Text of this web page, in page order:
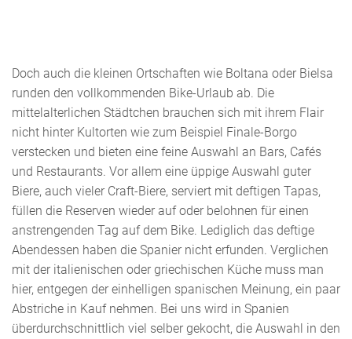
Doch auch die kleinen Ortschaften wie Boltana oder Bielsa
runden den vollkommenden Bike-Urlaub ab. Die
mittelalterlichen Städtchen brauchen sich mit ihrem Flair
nicht hinter Kultorten wie zum Beispiel Finale-Borgo
verstecken und bieten eine feine Auswahl an Bars, Cafés
und Restaurants. Vor allem eine üppige Auswahl guter
Biere, auch vieler Craft-Biere, serviert mit deftigen Tapas,
füllen die Reserven wieder auf oder belohnen für einen
anstrengenden Tag auf dem Bike. Lediglich das deftige
Abendessen haben die Spanier nicht erfunden. Verglichen
mit der italienischen oder griechischen Küche muss man
hier, entgegen der einhelligen spanischen Meinung, ein paar
Abstriche in Kauf nehmen. Bei uns wird in Spanien
überdurchschnittlich viel selber gekocht, die Auswahl in den